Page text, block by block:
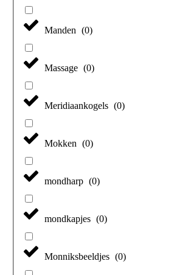
Manden (0)
Massage (0)
Meridiaankogels (0)
Mokken (0)
mondharp (0)
mondkapjes (0)
Monniksbeeldjes (0)